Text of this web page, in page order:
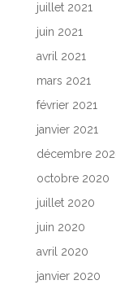
juillet 2021
juin 2021
avril 2021
mars 2021
février 2021
janvier 2021
décembre
octobre 2020
juillet 2020
juin 2020
avril 2020
janvier 2020